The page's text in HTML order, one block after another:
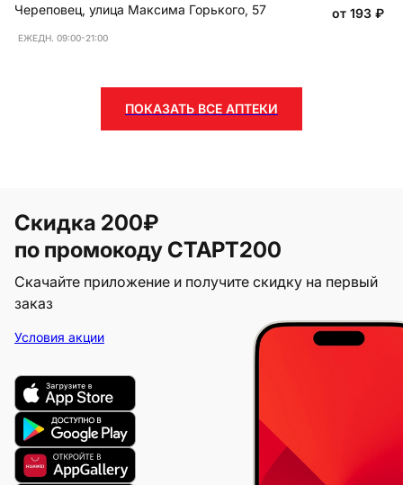
Череповец, улица Максима Горького, 57
ЕЖЕДН. 09:00-21:00
от 193 ₽
ПОКАЗАТЬ ВСЕ АПТЕКИ
Скидка 200₽
по промокоду СТАРТ200
Скачайте приложение и получите скидку на первый
заказ
Условия акции